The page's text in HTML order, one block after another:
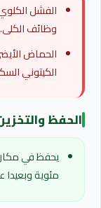
الفشل
وظائف الكلى.
الحماض
الكيتوني
الحفظ
مئوية